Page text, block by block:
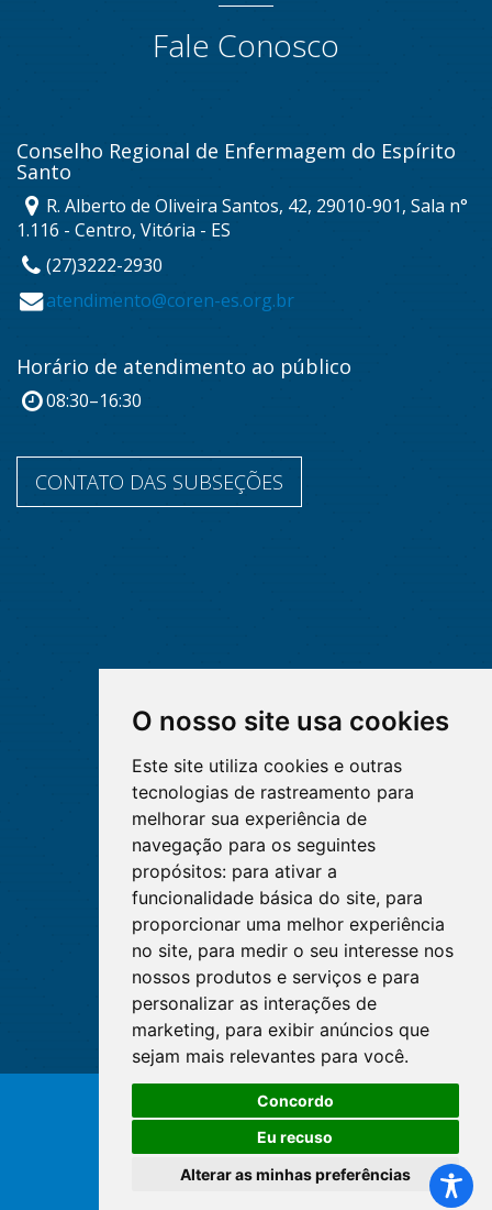
O nosso site usa cookies
Este site utiliza cookies e outras
tecnologias de rastreamento para
melhorar sua experiência de
navegação para os seguintes
propósitos: para ativar a
funcionalidade básica do site, para
proporcionar uma melhor experiência
no site, para medir o seu interesse nos
nossos produtos e serviços e para
personalizar as interações de
marketing, para exibir anúncios que
sejam mais relevantes para você.
Concordo
Eu recuso
Alterar as minhas preferências
Fale Conosco
Conselho Regional de Enfermagem do Espírito
Santo
R. Alberto de Oliveira Santos, 42, 29010-901, Sala n°
1.116 - Centro, Vitória - ES
(27)3222-2930
atendimento@coren-es.org.br
Horário de atendimento ao público
08:30–16:30
CONTATO DAS SUBSEÇÕES
© Copyright 2026 - Cofen/CORENs